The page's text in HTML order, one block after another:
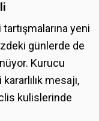
yeni
günlerde de
Kurucu
mesajı,
kulislerinde